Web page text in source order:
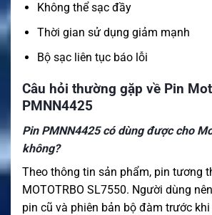
Không thể sạc đầy
Thời gian sử dụng giảm mạnh
Bộ sạc liên tục báo lỗi
Câu hỏi thường gặp về Pin
PMNN4425
Pin PMNN4425 có dùng được cho
không?
Theo thông tin sản phẩm, pin tương
MOTOTRBO SL7550. Người dùng
pin cũ và phiên bản bộ đàm trước khi